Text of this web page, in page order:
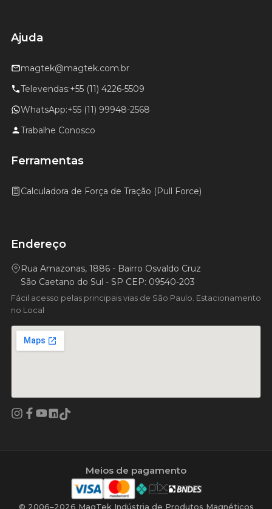
Ajuda
magtek@magtek.com.br
Televendas:+55 (11) 4226-5509
WhatsApp:+55 (11) 99948-2568
Trabalhe Conosco
Ferramentas
Calculadora de Força de Tração (Pull Force)
Endereço
Rua Amazonas, 1886 - Bairro Osvaldo Cruz
São Caetano do Sul - SP CEP: 09540-203
Fácil acesso pelas principais vias de São Paulo. Estacionamento
no Local
Meios de pagamento
© 2006–2026 MagTek Indústria de Produtos Magnéticos